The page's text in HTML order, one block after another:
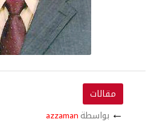
مقالات
← بواسطة azzaman